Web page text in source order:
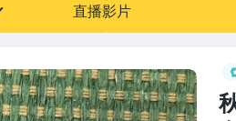
直播影片